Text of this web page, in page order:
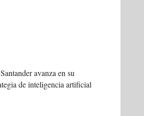
Santander avanza en su
de inteligencia artificial